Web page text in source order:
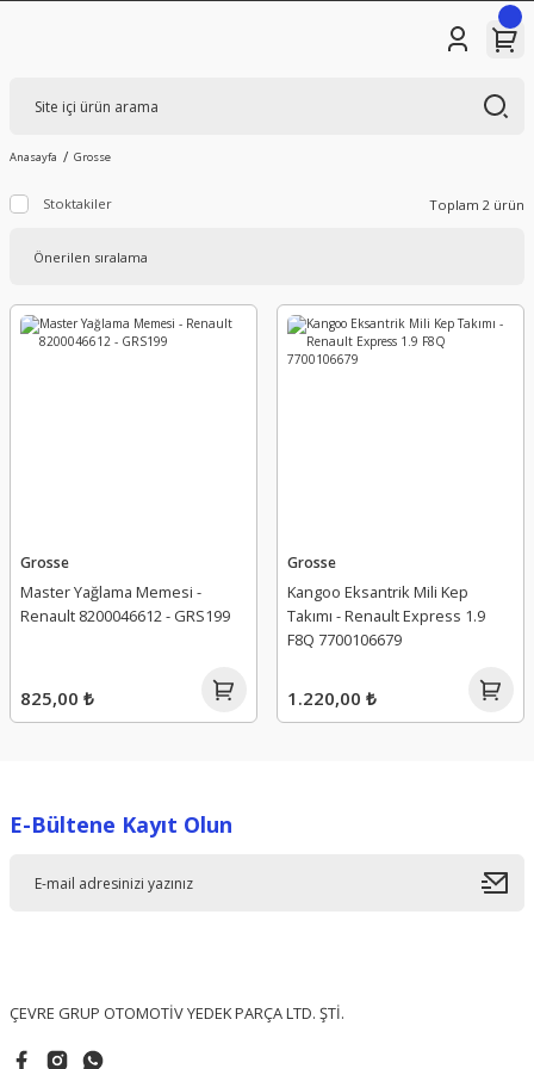
Anasayfa Grosse
Stoktakiler Toplam 2 ürün
Grosse
Master Yağlama Memesi -
Renault 8200046612 - GRS199
825,00 ₺
Grosse
Kangoo Eksantrik Mili Kep
Takımı - Renault Express 1.9
F8Q 7700106679
1.220,00 ₺
E-Bültene Kayıt Olun
ÇEVRE GRUP OTOMOTİV YEDEK PARÇA LTD. ŞTİ.